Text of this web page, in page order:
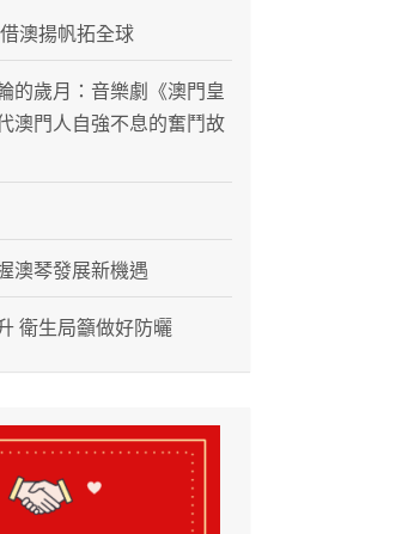
澳揚帆拓全球
的歲月：音樂劇《澳門皇
澳門人自強不息的奮鬥故
澳琴發展新機遇
衛生局籲做好防曬